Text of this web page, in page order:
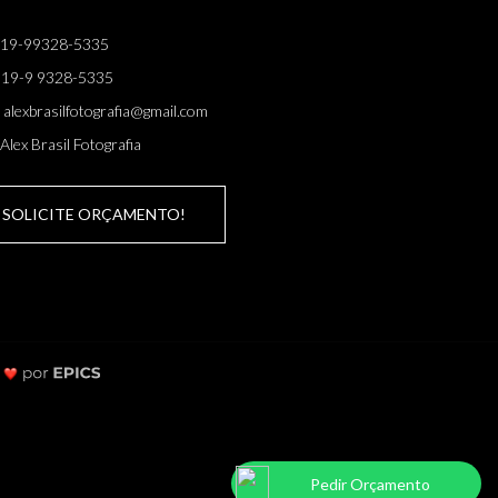
19-99328-5335
19-9 9328-5335
alexbrasilfotografia@gmail.com
Alex Brasil Fotografia
SOLICITE ORÇAMENTO!
Pedir Orçamento